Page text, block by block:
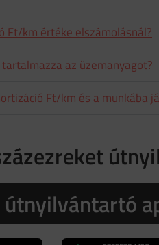
Ft/km értéke elszámolásnál?
az üzemanyagot?
Ft/km és a munkába